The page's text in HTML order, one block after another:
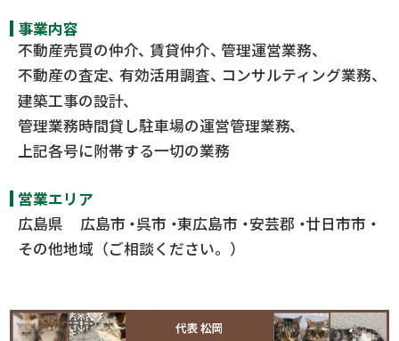
事業内容
不動産売買の仲介 賃貸仲介 管理運営業務
不動産の査定 有効活用調査
コンサルティング業務
建築工事の設計
管理業務時間貸し駐車場の運営管理業務
上記各号に附帯する一切の業務
営業エリア
広島県
広島市 呉市 東広島市 安芸郡 廿日市市
その他地域（ご相談ください。）